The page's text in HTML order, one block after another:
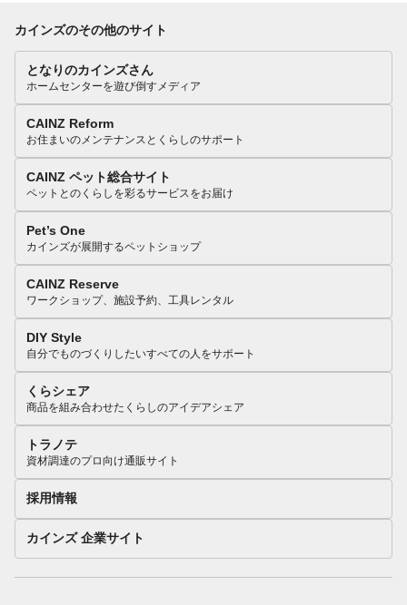
カインズのその他のサイト
となりのカインズさん
ホームセンターを遊び倒すメディア
CAINZ Reform
お住まいのメンテナンスとくらしのサポート
CAINZ ペット総合サイト
ペットとのくらしを彩るサービスをお届け
Pet’s One
カインズが展開するペットショップ
CAINZ Reserve
ワークショップ、施設予約、工具レンタル
DIY Style
自分でものづくりしたいすべての人をサポート
くらシェア
商品を組み合わせたくらしのアイデアシェア
トラノテ
資材調達のプロ向け通販サイト
採用情報
カインズ 企業サイト